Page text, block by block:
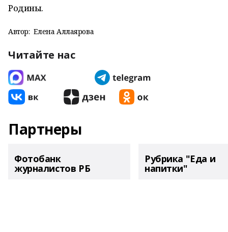
Родины.
Автор: Елена Аллаярова
Читайте нас
Партнеры
Фотобанк
журналистов РБ
Рубрика "Еда и
напитки"